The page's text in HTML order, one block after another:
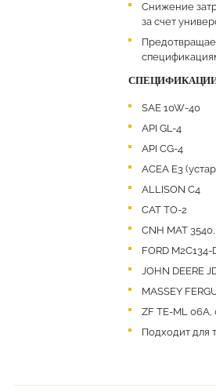
Снижение
за счет
SAE 10W-40
API GL-4
API CG-4
ACEA Е3
ALLISON C4
CAT TO-2
CNH MAT
FORD M2C134-
JOHN DEERE
MASSEY
ZF TE-ML 06A,
Подходит для